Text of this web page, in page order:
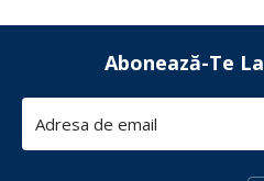
Abonează-Te